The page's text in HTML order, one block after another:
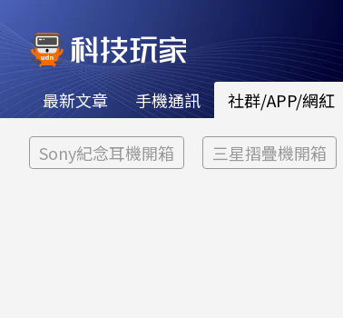
最新文章 手機通訊 社群/APP/網紅
Sony紀念耳機開箱 三星摺疊機開箱